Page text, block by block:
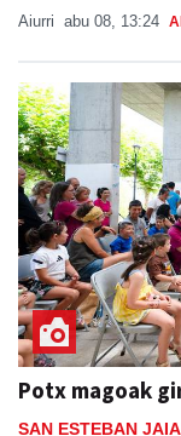
Aiurri abu 08, 13:24
Potx magoak
SAN ESTEBAN